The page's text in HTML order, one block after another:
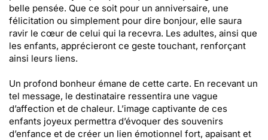
belle pensée. Que ce soit pour un anniversaire, une
félicitation ou simplement pour dire bonjour, elle saura
ravir le cœur de celui qui la recevra. Les adultes, ainsi que
les enfants, apprécieront ce geste touchant, renforçant
ainsi leurs liens.
Un profond bonheur émane de cette carte. En recevant un
tel message, le destinataire ressentira une vague
d’affection et de chaleur. L’image captivante de ces
enfants joyeux permettra d’évoquer des souvenirs
d’enfance et de créer un lien émotionnel fort, apaisant et